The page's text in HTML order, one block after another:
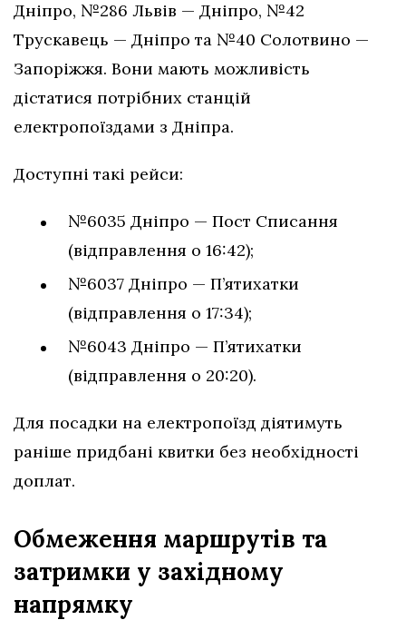
Дніпро, №286 Львів — Дніпро, №42
Трускавець — Дніпро та №40 Солотвино —
Запоріжжя. Вони мають можливість
дістатися потрібних станцій
електропоїздами з Дніпра.
Доступні такі рейси:
№6035 Дніпро — Пост Списання
(відправлення о 16:42);
№6037 Дніпро — П’ятихатки
(відправлення о 17:34);
№6043 Дніпро — П’ятихатки
(відправлення о 20:20).
Для посадки на електропоїзд діятимуть
раніше придбані квитки без необхідності
доплат.
Обмеження маршрутів та
затримки у західному
напрямку